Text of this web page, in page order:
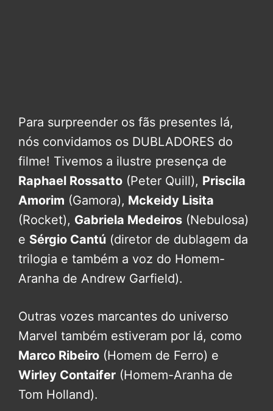
Para surpreender os fãs presentes lá,
nós convidamos os DUBLADORES do
filme! Tivemos a ilustre presença de
Raphael Rossatto (Peter Quill), Priscila
Amorim (Gamora), Mckeidy Lisita
(Rocket), Gabriela Medeiros (Nebulosa)
e Sérgio Cantú (diretor de dublagem da
trilogia e também a voz do Homem-
Aranha de Andrew Garfield).
Outras vozes marcantes do universo
Marvel também estiveram por lá, como
Marco Ribeiro (Homem de Ferro) e
Wirley Contaifer (Homem-Aranha de
Tom Holland).